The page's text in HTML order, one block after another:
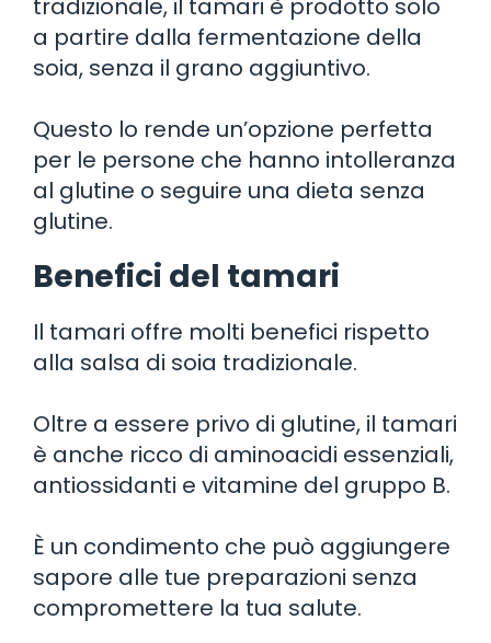
tradizionale, il tamari è prodotto solo
a partire dalla fermentazione della
soia, senza il grano aggiuntivo.
Questo lo rende un’opzione perfetta
per le persone che hanno intolleranza
al glutine o seguire una dieta senza
glutine.
Benefici del tamari
Il tamari offre molti benefici rispetto
alla salsa di soia tradizionale.
Oltre a essere privo di glutine, il tamari
è anche ricco di aminoacidi essenziali,
antiossidanti e vitamine del gruppo B.
È un condimento che può aggiungere
sapore alle tue preparazioni senza
compromettere la tua salute.